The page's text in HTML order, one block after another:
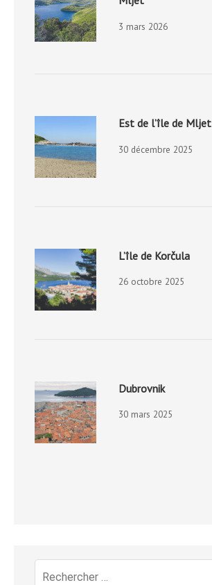
3 mars 2026
Est de l’île de Mljet
30 décembre 2025
L’île de Korčula
26 octobre 2025
Dubrovnik
30 mars 2025
Recherche